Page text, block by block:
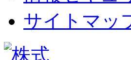
サイトマッ